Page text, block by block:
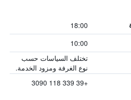
18:00
10:00
تختلف السياسات حسب
نوع الغرفة ومزود الخدمة.
+39 339 118 3090